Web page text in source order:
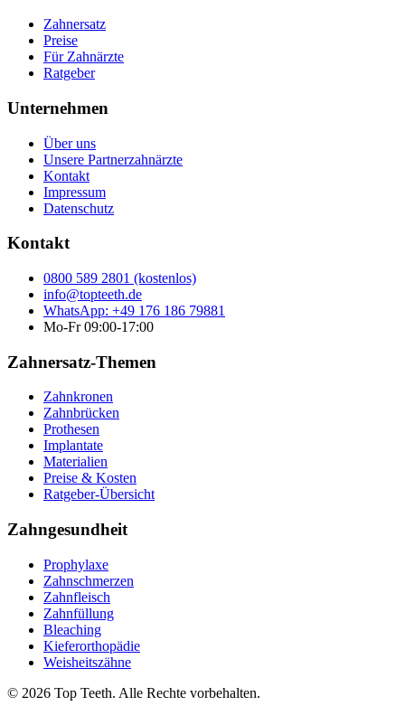
Zahnersatz
Preise
Für Zahnärzte
Ratgeber
Unternehmen
Über uns
Unsere Partnerzahnärzte
Kontakt
Impressum
Datenschutz
Kontakt
0800 589 2801 (kostenlos)
info@topteeth.de
WhatsApp: +49 176 186 79881
Mo-Fr 09:00-17:00
Zahnersatz-Themen
Zahnkronen
Zahnbrücken
Prothesen
Implantate
Materialien
Preise & Kosten
Ratgeber-Übersicht
Zahngesundheit
Prophylaxe
Zahnschmerzen
Zahnfleisch
Zahnfüllung
Bleaching
Kieferorthopädie
Weisheitszähne
© 2026 Top Teeth. Alle Rechte vorbehalten.